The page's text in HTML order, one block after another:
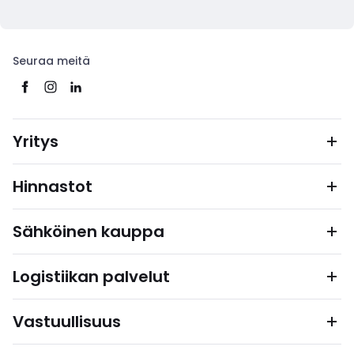
Seuraa meitä
Yritys
Hinnastot
Sähköinen kauppa
Logistiikan palvelut
Vastuullisuus